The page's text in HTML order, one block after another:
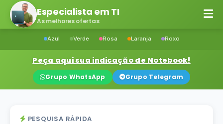
Especialista em TI
As melhores ofertas
Azul Verde Rosa Laranja Roxo
Peça aqui sua indicação de Notebook!
Grupo WhatsApp Grupo Telegram
PESQUISA RÁPIDA